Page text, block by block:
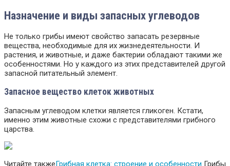
Назначение и виды запасных углеводов
Не только грибы имеют свойство запасать резервные
вещества, необходимые для их жизнедеятельности. И
растения, и животные, и даже бактерии обладают такими же
особенностями. Но у каждого из этих представителей другой
запасной питательный элемент.
Запасное вещество клеток животных
Запасным углеводом клетки является гликоген. Кстати,
именно этим животные схожи с представителями грибного
царства.
Читайте такжеГрибная клетка: строение и особенности Грибы